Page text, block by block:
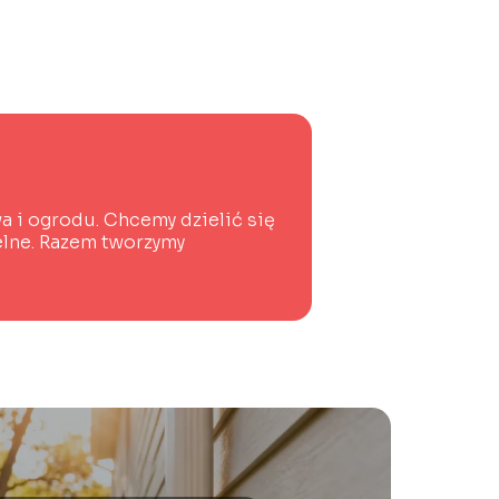
i ogrodu. Chcemy dzielić się
Razem tworzymy